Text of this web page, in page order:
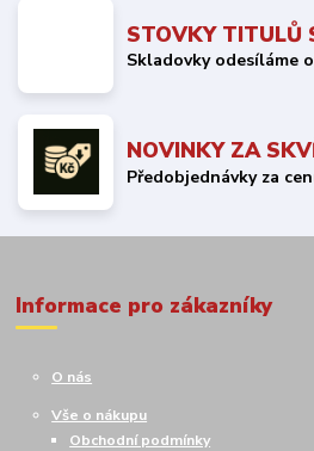
STOVKY TITULŮ
Skladovky odesíláme
NOVINKY ZA
Předobjednávky za
Informace pro zákazníky
O nás
Vše o nákupu
Obchodní podmínky